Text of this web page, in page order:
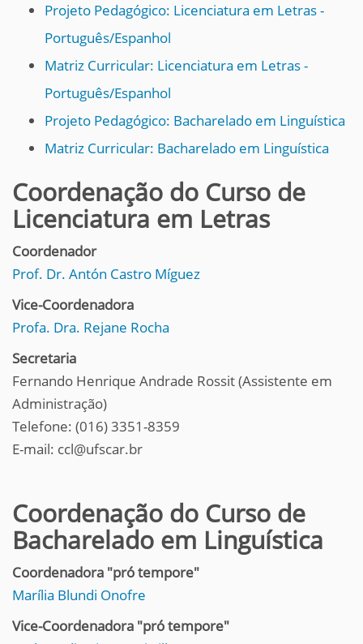
Projeto Pedagógico: Licenciatura em Letras -
Português/Espanhol
Matriz Curricular: Licenciatura em Letras -
Português/Espanhol
Projeto Pedagógico: Bacharelado em Linguística
Matriz Curricular: Bacharelado em Linguística
Coordenação do Curso de
Licenciatura em Letras
Coordenador
Prof. Dr. Antón Castro Míguez
Vice-Coordenadora
Profa. Dra. Rejane Rocha
Secretaria
Fernando Henrique Andrade Rossit (Assistente em
Administração)
Telefone: (016) 3351-8359
E-mail: ccl@ufscar.br
Coordenação do Curso de
Bacharelado em Linguística
Coordenadora "pró tempore"
Marília Blundi Onofre
Vice-Coordenadora "pró tempore"